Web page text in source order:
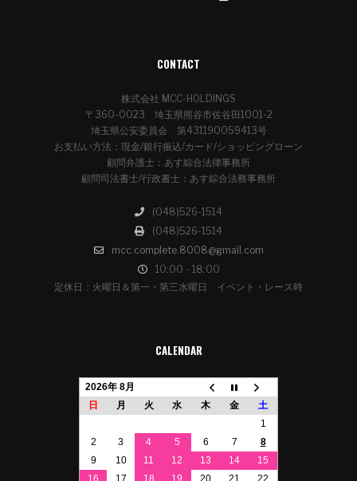
CONTACT
株式会社 MCC-HOLDINGS
〒360-0023 埼玉県熊谷市佐谷田1001-2
埼玉県公安委員会 第431190059413号
お支払い方法：現金/銀行振込/カード/ショッピングローン
顧問弁護士：あす綜合法律事務所
顧問司法書士/行政書士：あす綜合法務事務所
(048)526-1514
(048)526-1514
mcc.complete.8008@gmail.com
10:00 - 18:00
定休日：火曜日＆第一・第三水曜日 イベント・レース時
CALENDAR
2026年 8月
日
月 火 水 木 金
土
1
2
3 4 5 6 7
8
9
10 11 12 13 14
15
16
17 18 19 20 21 22